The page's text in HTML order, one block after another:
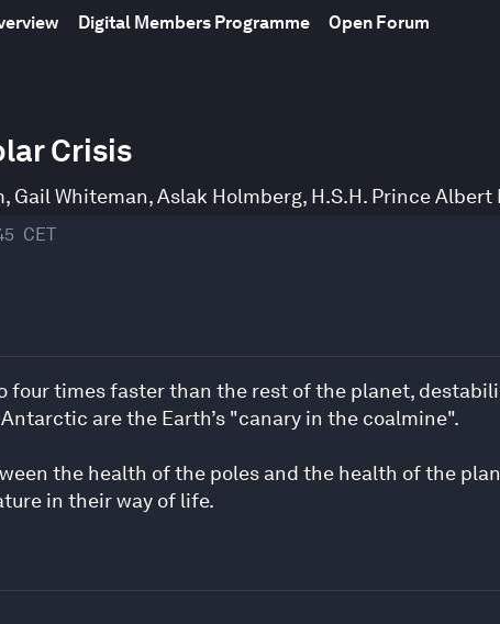
Digital Members Programme Open Forum
Crisis
, Gail Whiteman,Aslak Holmberg, H.S.H. Prince Albert
CET
four times faster than the rest of the planet,
are the Earth’s "canary in the coalmine".
the health of the poles and the health of the
in their way of life.